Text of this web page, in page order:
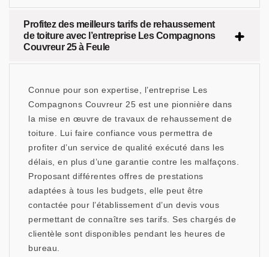
Profitez des meilleurs tarifs de rehaussement
de toiture avec l’entreprise Les Compagnons
Couvreur 25 à Feule
Connue pour son expertise, l’entreprise Les
Compagnons Couvreur 25 est une pionnière dans
la mise en œuvre de travaux de rehaussement de
toiture. Lui faire confiance vous permettra de
profiter d’un service de qualité exécuté dans les
délais, en plus d’une garantie contre les malfaçons.
Proposant différentes offres de prestations
adaptées à tous les budgets, elle peut être
contactée pour l’établissement d’un devis vous
permettant de connaître ses tarifs. Ses chargés de
clientèle sont disponibles pendant les heures de
bureau.